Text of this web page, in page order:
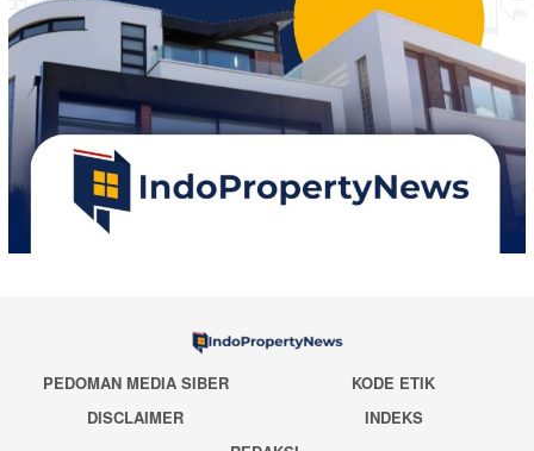
PEDOMAN MEDIA SIBER
KODE ETIK
DISCLAIMER
INDEKS